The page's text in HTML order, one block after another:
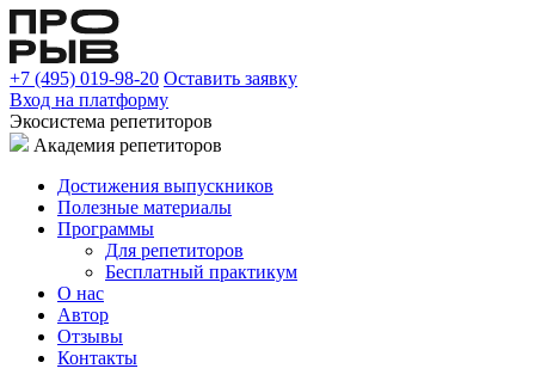
+7 (495) 019-98-20 Оставить заявку
Вход на платформу
Экосистема репетиторов
Академия репетиторов
Достижения выпускников
Полезные материалы
Программы
Для репетиторов
Бесплатный практикум
О нас
Автор
Отзывы
Контакты